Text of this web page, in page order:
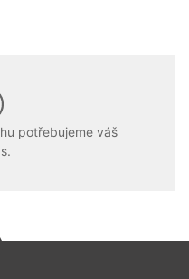
potřebujeme váš